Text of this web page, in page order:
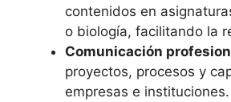
contenidos en
o biología, facilitando la
Comunicación
proyectos, procesos y
empresas e instituciones.